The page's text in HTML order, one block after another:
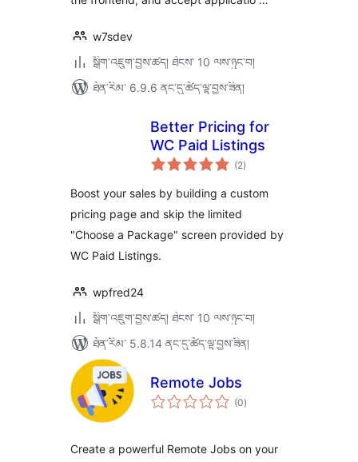
w7sdev
སྒྲིག་འཇུག་བྱས་ཚད། ཐེངས་ 10 ལས་ཉུང་བ།
ཐོན་རིམ་ 6.9.6 ནང་དུ་ཚོད་ལྟ་བྱས་ཟིན།
Better Pricing for
WC Paid Listings
(2གདེང་
འཇོག་
ཚང་།
)
Boost your sales by building a custom
pricing page and skip the limited
"Choose a Package" screen provided by
WC Paid Listings.
wpfred24
སྒྲིག་འཇུག་བྱས་ཚད། ཐེངས་ 10 ལས་ཉུང་བ།
ཐོན་རིམ་ 5.8.14 ནང་དུ་ཚོད་ལྟ་བྱས་ཟིན།
Remote Jobs
(0གདེང་
འཇོག་
)
Create a powerful Remote Jobs on your